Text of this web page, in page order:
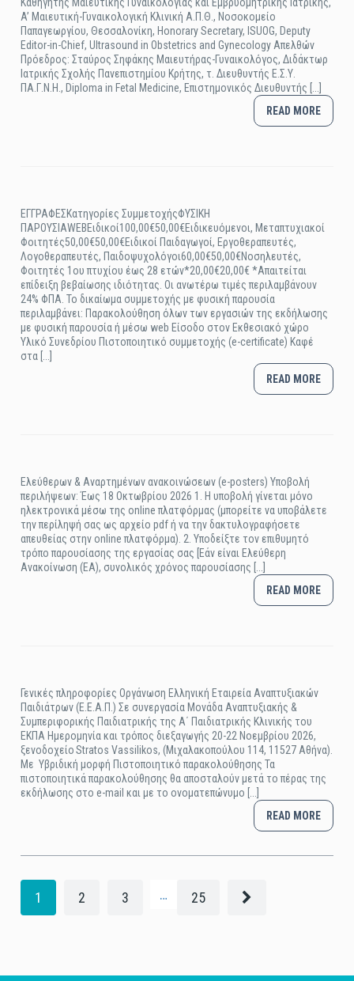
A’ Μαιευτική-Γυναικολογική Κλινική Α.Π.Θ., Νοσοκομείο
Παπαγεωργίου, Θεσσαλονίκη, Honorary Secretary, ISUOG, Deputy
Editor-in-Chief, Ultrasound in Obstetrics and Gynecology Απελθών
Πρόεδρος: Σταύρος Σηφάκης Μαιευτήρας-Γυναικολόγος, Διδάκτωρ
Ιατρικής Σχολής Πανεπιστημίου Κρήτης, τ. Διευθυντής Ε.Σ.Υ.
ΠΑ.Γ.Ν.Η., Diploma in Fetal Medicine, Επιστημονικός Διευθυντής [...]
READ MORE
ΕΓΓΡΑΦΕΣΚατηγορίες ΣυμμετοχήςΦΥΣΙΚΗ
ΠΑΡΟΥΣΙΑWEBΕιδικοί100,00€50,00€Ειδικευόμενοι, Μεταπτυχιακοί
Φοιτητές50,00€50,00€Ειδικοί Παιδαγωγοί, Εργοθεραπευτές,
Λογοθεραπευτές, Παιδοψυχολόγοι60,00€50,00€Νοσηλευτές,
Φοιτητές 1ου πτυχίου έως 28 ετών*20,00€20,00€ *Απαιτείται
επίδειξη βεβαίωσης ιδιότητας. Οι ανωτέρω τιμές περιλαμβάνουν
24% ΦΠΑ. Το δικαίωμα συμμετοχής με φυσική παρουσία
περιλαμβάνει: Παρακολούθηση όλων των εργασιών της εκδήλωσης
με φυσική παρουσία ή μέσω web Είσοδο στον Εκθεσιακό χώρο
Υλικό Συνεδρίου Πιστοποιητικό συμμετοχής (e-certificate) Καφέ
στα [...]
READ MORE
Ελεύθερων & Αναρτημένων ανακοινώσεων (e-posters) Υποβολή
περιλήψεων: Έως 18 Οκτωβρίου 2026 1. Η υποβολή γίνεται μόνο
ηλεκτρονικά μέσω της online πλατφόρμας (μπορείτε να υποβάλετε
την περίληψή σας ως αρχείο pdf ή να την δακτυλογραφήσετε
απευθείας στην online πλατφόρμα). 2. Υποδείξτε τον επιθυμητό
τρόπο παρουσίασης της εργασίας σας [Εάν είναι Ελεύθερη
Ανακοίνωση (ΕΑ), συνολικός χρόνος παρουσίασης [...]
READ MORE
Γενικές πληροφορίες Οργάνωση Ελληνική Εταιρεία Αναπτυξιακών
Παιδιάτρων (Ε.Ε.Α.Π.) Σε συνεργασία Μονάδα Αναπτυξιακής &
Συμπεριφορικής Παιδιατρικής της Α΄ Παιδιατρικής Κλινικής του
ΕΚΠΑ Ημερομηνία και τρόπος διεξαγωγής 20-22 Νοεμβρίου 2026,
ξενοδοχείο Stratos Vassilikos, (Μιχαλακοπούλου 114, 11527 Αθήνα).
Με Υβριδική μορφή Πιστοποιητικό παρακολούθησης Τα
πιστοποιητικά παρακολούθησης θα αποσταλούν μετά το πέρας της
εκδήλωσης στο e-mail και με το ονοματεπώνυμο [...]
READ MORE
1 2 3 … 25